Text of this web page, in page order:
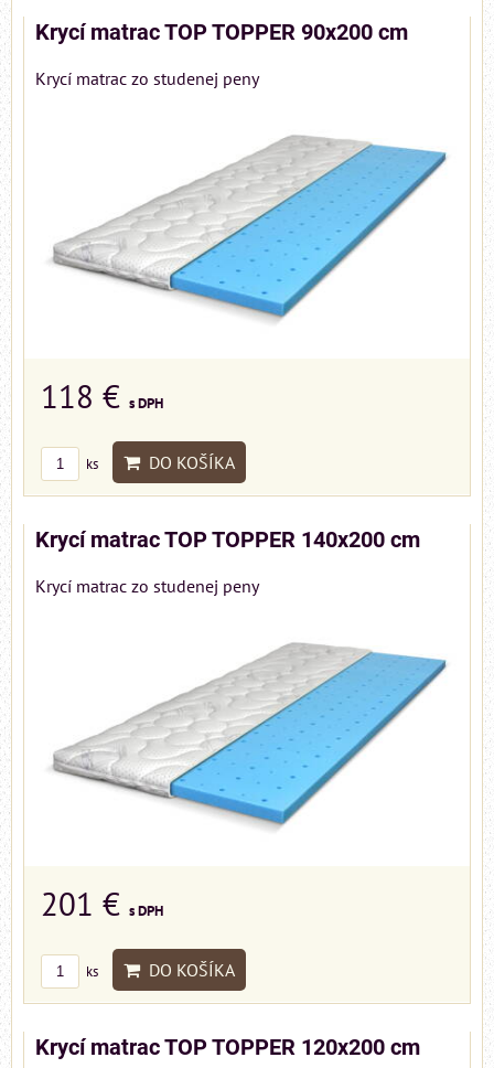
Krycí matrac TOP TOPPER 90x200 cm
Krycí matrac zo studenej peny
118 € s DPH
ks DO KOŠÍKA
Krycí matrac TOP TOPPER 140x200 cm
Krycí matrac zo studenej peny
201 € s DPH
ks DO KOŠÍKA
Krycí matrac TOP TOPPER 120x200 cm